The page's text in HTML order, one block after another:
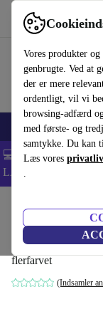
Vores produkter
genbrugte. Ved at
der er mere
ordentligt, vil vi
browsing-adfærd
med første- og
samtykke. Du kan
Læs vores
.
Brug refurbed
Smartphones
💻 Ekstra 5% rabat
LAPTOP5 -
Chicco
flerfarvet
(Indsamler